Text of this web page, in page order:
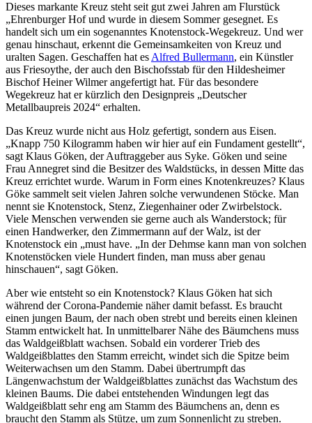
Dieses markante Kreuz steht seit gut zwei Jahren am Flurstück
„Ehrenburger Hof und wurde in diesem Sommer gesegnet. Es
handelt sich um ein sogenanntes Knotenstock-Wegekreuz. Und wer
genau hinschaut, erkennt die Gemeinsamkeiten von Kreuz und
uralten Sagen. Geschaffen hat es Alfred Bullermann, ein Künstler
aus Friesoythe, der auch den Bischofsstab für den Hildesheimer
Bischof Heiner Wilmer angefertigt hat. Für das besondere
Wegekreuz hat er kürzlich den Designpreis „Deutscher
Metallbaupreis 2024“ erhalten.
Das Kreuz wurde nicht aus Holz gefertigt, sondern aus Eisen.
„Knapp 750 Kilogramm haben wir hier auf ein Fundament gestellt“,
sagt Klaus Göken, der Auftraggeber aus Syke. Göken und seine
Frau Annegret sind die Besitzer des Waldstücks, in dessen Mitte das
Kreuz errichtet wurde. Warum in Form eines Knotenkreuzes? Klaus
Göke sammelt seit vielen Jahren solche verwundenen Stöcke. Man
nennt sie Knotenstock, Stenz, Ziegenhainer oder Zwirbelstock.
Viele Menschen verwenden sie gerne auch als Wanderstock; für
einen Handwerker, den Zimmermann auf der Walz, ist der
Knotenstock ein „must have. „In der Dehmse kann man von solchen
Knotenstöcken viele Hundert finden, man muss aber genau
hinschauen“, sagt Göken.
Aber wie entsteht so ein Knotenstock? Klaus Göken hat sich
während der Corona-Pandemie näher damit befasst. Es braucht
einen jungen Baum, der nach oben strebt und bereits einen kleinen
Stamm entwickelt hat. In unmittelbarer Nähe des Bäumchens muss
das Waldgeißblatt wachsen. Sobald ein vorderer Trieb des
Waldgeißblattes den Stamm erreicht, windet sich die Spitze beim
Weiterwachsen um den Stamm. Dabei übertrumpft das
Längenwachstum der Waldgeißblattes zunächst das Wachstum des
kleinen Baums. Die dabei entstehenden Windungen legt das
Waldgeißblatt sehr eng am Stamm des Bäumchens an, denn es
braucht den Stamm als Stütze, um zum Sonnenlicht zu streben.